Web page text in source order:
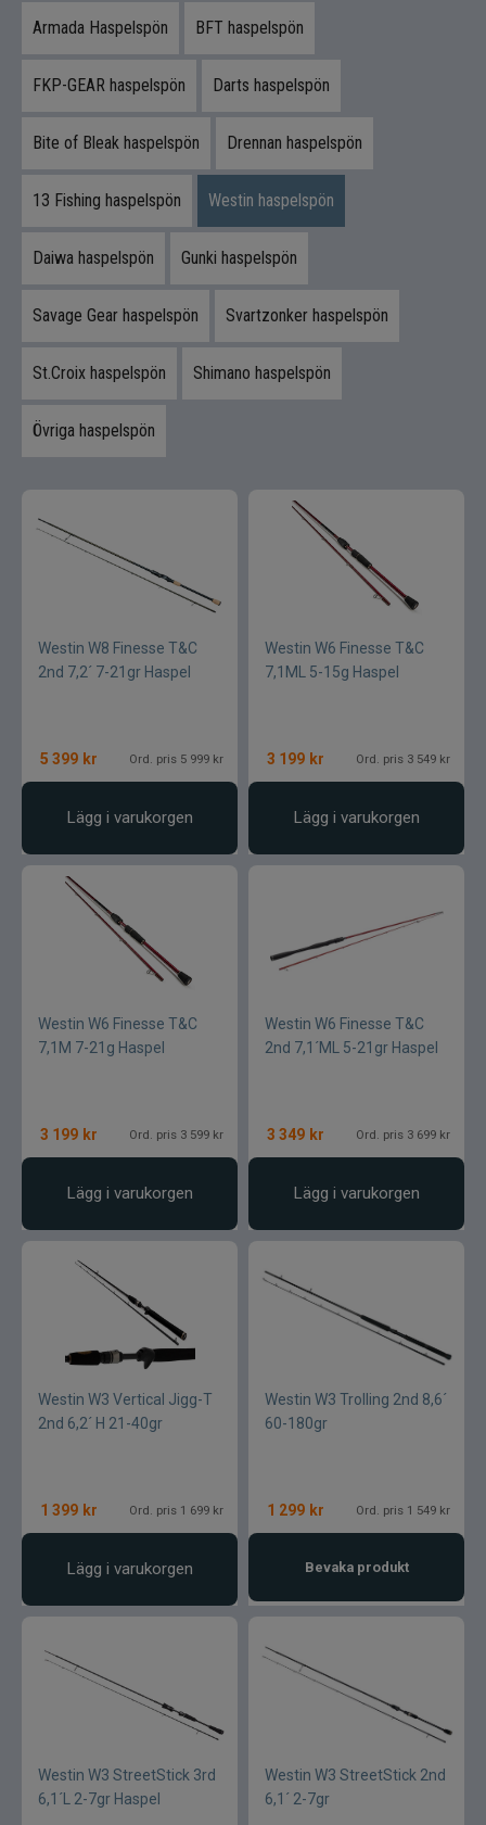
Armada Haspelspön BFT haspelspön
FKP-GEAR haspelspön Darts haspelspön
Bite of Bleak haspelspön Drennan haspelspön
13 Fishing haspelspön Westin haspelspön
Daiwa haspelspön Gunki haspelspön
Savage Gear haspelspön Svartzonker haspelspön
St.Croix haspelspön Shimano haspelspön
Övriga haspelspön
Westin W8 Finesse T&C
2nd 7,2´ 7-21gr Haspel
5 399 kr Ord. pris 5 999 kr
Lägg i varukorgen
Westin W6 Finesse T&C
7,1ML 5-15g Haspel
3 199 kr Ord. pris 3 549 kr
Lägg i varukorgen
Westin W6 Finesse T&C
7,1M 7-21g Haspel
3 199 kr Ord. pris 3 599 kr
Lägg i varukorgen
Westin W6 Finesse T&C
2nd 7,1´ML 5-21gr Haspel
3 349 kr Ord. pris 3 699 kr
Lägg i varukorgen
Westin W3 Vertical Jigg-T
2nd 6,2´ H 21-40gr
1 399 kr Ord. pris 1 699 kr
Lägg i varukorgen
Westin W3 Trolling 2nd 8,6´
60-180gr
1 299 kr Ord. pris 1 549 kr
Bevaka produkt
Westin W3 StreetStick 3rd
6,1´L 2-7gr Haspel
Westin W3 StreetStick 2nd
6,1´ 2-7gr